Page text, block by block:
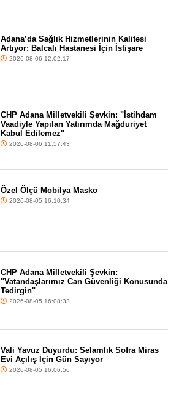
Adana’da Sağlık Hizmetlerinin Kalitesi
Artıyor: Balcalı Hastanesi İçin İstişare
2026-08-06 12:02:17
CHP Adana Milletvekili Şevkin: "İstihdam
Vaadiyle Yapılan Yatırımda Mağduriyet
Kabul Edilemez"
2026-08-06 11:57:43
Özel Ölçü Mobilya Masko
2026-08-05 16:10:34
CHP Adana Milletvekili Şevkin:
"Vatandaşlarımız Can Güvenliği Konusunda
Tedirgin"
2026-08-05 16:08:33
Vali Yavuz Duyurdu: Selamlık Sofra Miras
Evi Açılış İçin Gün Sayıyor
2026-08-05 16:06:56